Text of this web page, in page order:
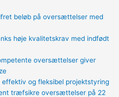
beløb på oversættelser med
høje kvalitetskrav med indfødt
oversættelser giver
effektiv og fleksibel projektstyring
træfsikre oversættelser på 22